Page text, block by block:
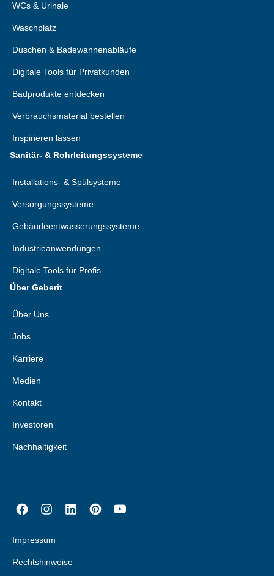
WCs & Urinale
Waschplatz
Duschen & Badewannenabläufe
Digitale Tools für Privatkunden
Badprodukte entdecken
Verbrauchsmaterial bestellen
Inspirieren lassen
Sanitär- & Rohrleitungssysteme
Installations- & Spülsysteme
Versorgungssysteme
Gebäudeentwässerungssysteme
Industrieanwendungen
Digitale Tools für Profis
Über Geberit
Über Uns
Jobs
Karriere
Medien
Kontakt
Investoren
Nachhaltigkeit
Impressum
Rechtshinweise